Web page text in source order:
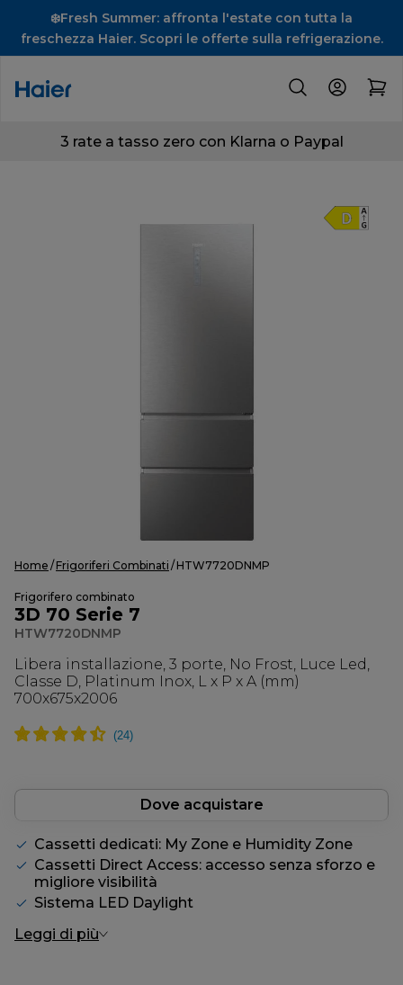
❄️Fresh Summer: affronta l'estate con tutta la
freschezza Haier. Scopri le offerte sulla refrigerazione.
3 rate a tasso zero con Klarna o Paypal
Home Frigoriferi Combinati HTW7720DNMP
Frigorifero combinato
3D 70 Serie 7
HTW7720DNMP
Libera installazione, 3 porte, No Frost, Luce Led,
Classe D, Platinum Inox, L x P x A (mm)
700x675x2006
Dove acquistare
Cassetti dedicati: My Zone e Humidity Zone
Cassetti Direct Access: accesso senza sforzo e
migliore visibilità
Sistema LED Daylight
Leggi di più